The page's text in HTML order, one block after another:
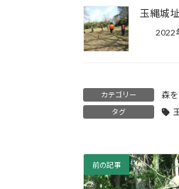
玉縄城
2022
カテゴリー 森
タグ
前の記事